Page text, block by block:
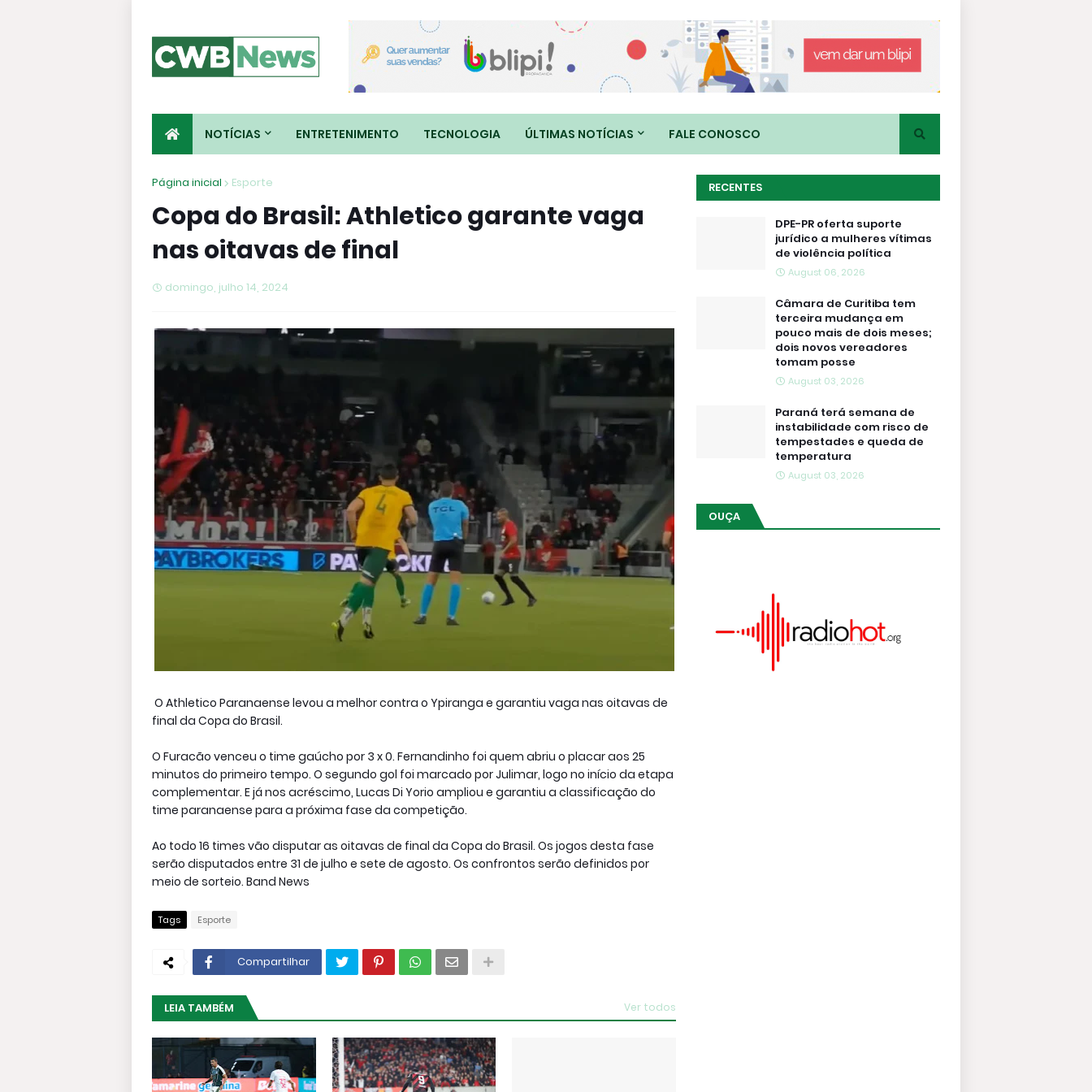
NOTÍCIAS ENTRETENIMENTO TECNOLOGIA ÚLTIMAS NOTÍCIAS FALE CONOSCO
Página inicial Esporte
Copa do Brasil: Athletico garante vaga
nas oitavas de final
domingo, julho 14, 2024
O Athletico Paranaense levou a melhor contra o Ypiranga e garantiu vaga nas oitavas de
final da Copa do Brasil.
O Furacão venceu o time gaúcho por 3 x 0. Fernandinho foi quem abriu o placar aos 25
minutos do primeiro tempo. O segundo gol foi marcado por Julimar, logo no início da etapa
complementar. E já nos acréscimo, Lucas Di Yorio ampliou e garantiu a classificação do
time paranaense para a próxima fase da competição.
Ao todo 16 times vão disputar as oitavas de final da Copa do Brasil. Os jogos desta fase
serão disputados entre 31 de julho e sete de agosto. Os confrontos serão definidos por
meio de sorteio. Band News
Tags Esporte
Compartilhar
LEIA TAMBÉM Ver todos
RECENTES
DPE-PR oferta suporte
jurídico a mulheres vítimas
de violência política
August 06, 2026
Câmara de Curitiba tem
terceira mudança em
pouco mais de dois meses;
dois novos vereadores
tomam posse
August 03, 2026
Paraná terá semana de
instabilidade com risco de
tempestades e queda de
temperatura
August 03, 2026
OUÇA